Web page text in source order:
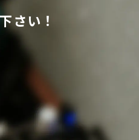
さい！